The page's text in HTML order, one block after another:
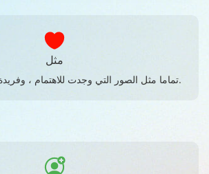
مثل
تماما مثل الصور التي وجدت للاهتمام ، وفريدة من نوعها وأفضل.